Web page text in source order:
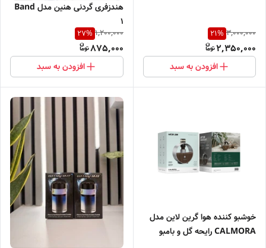
3,000,000
21%
2,350,000
افزودن به سبد
هندزفری گردنی هنین مدل Band
1
1,200,000
27%
875,000
افزودن به سبد
خوشبو کننده هوا گرین لاین مدل
CALMORA رایحه گل و بامبو